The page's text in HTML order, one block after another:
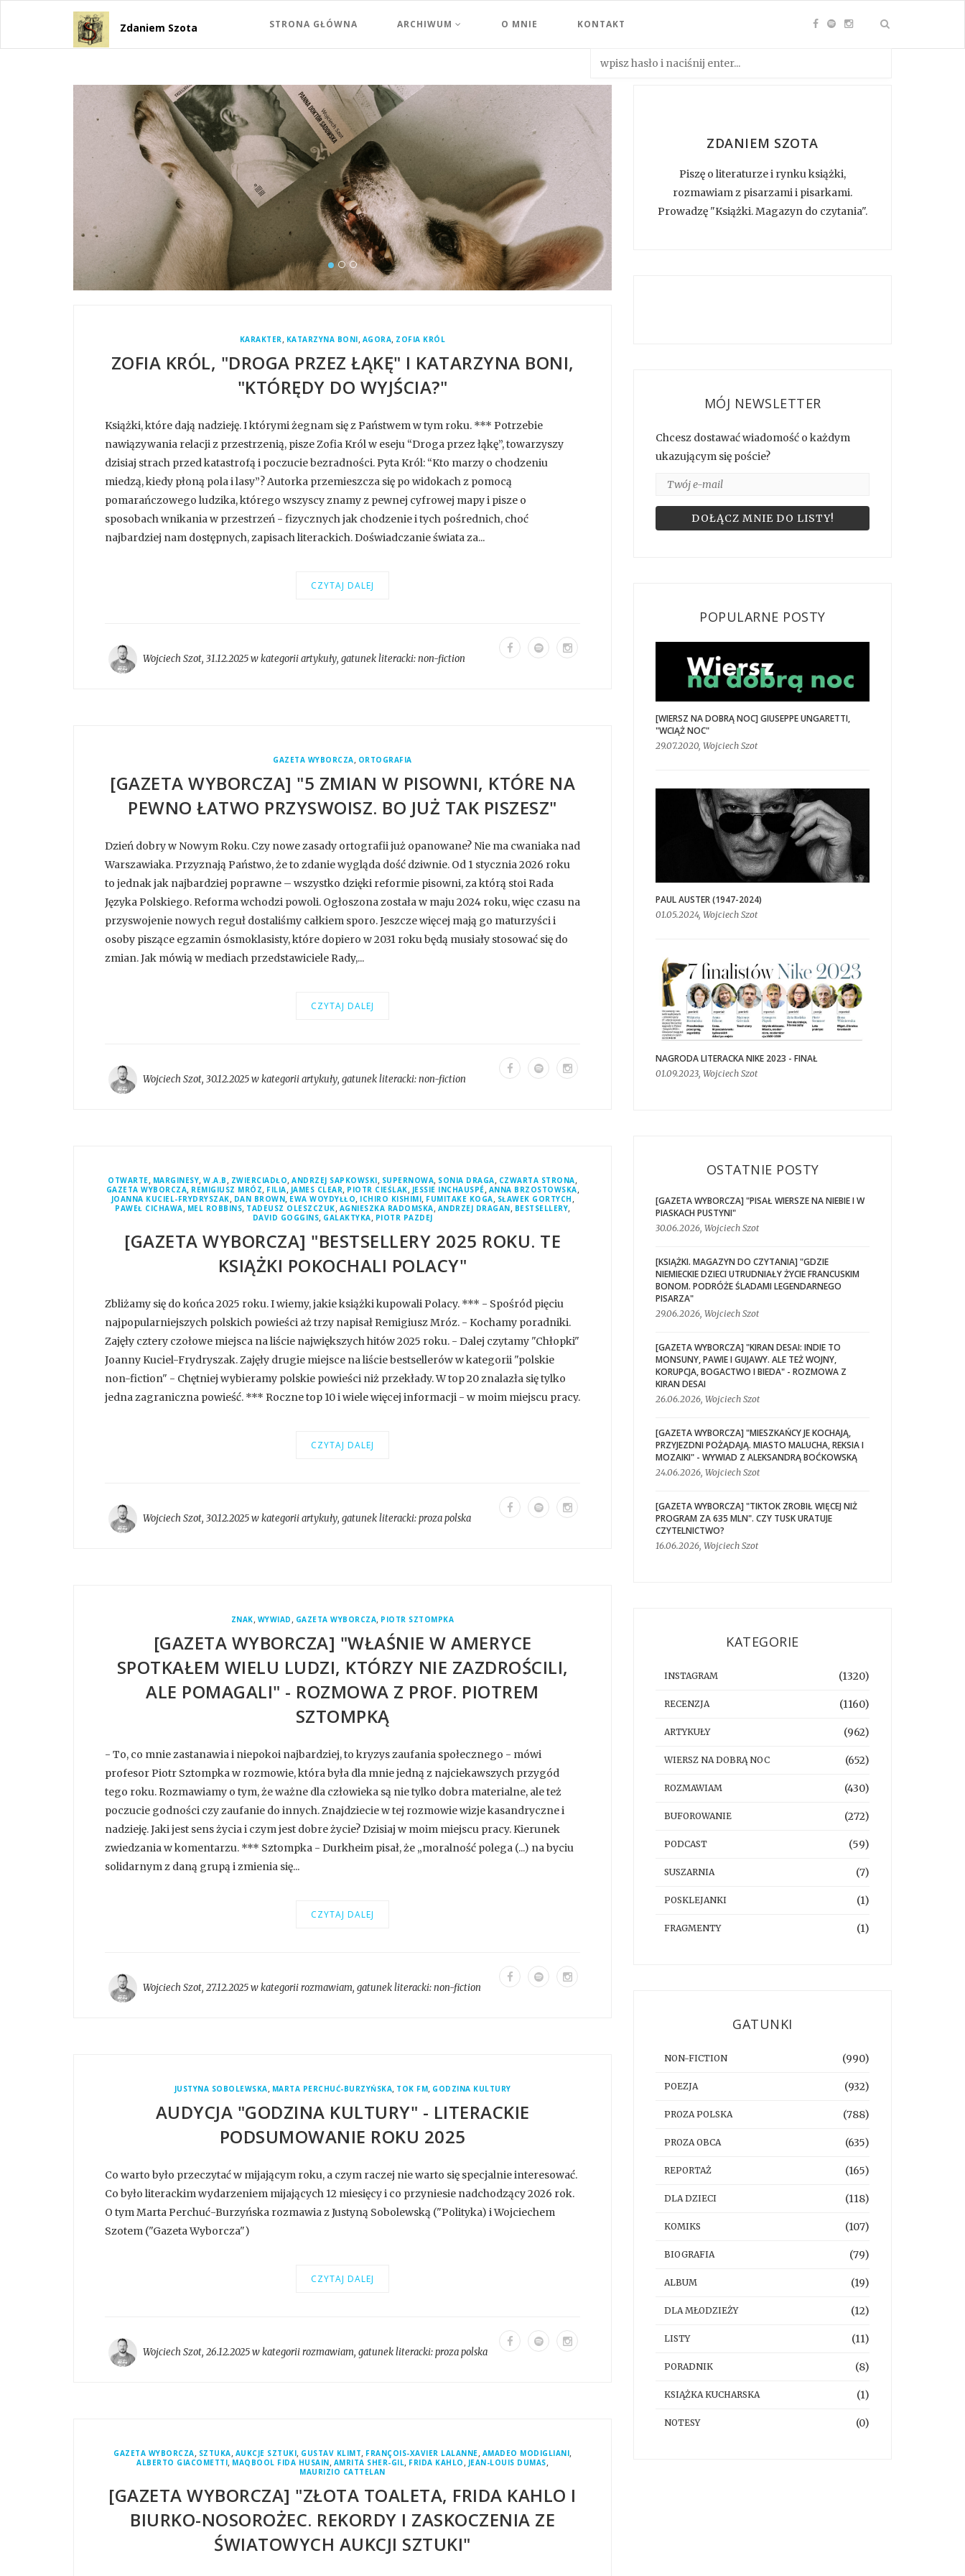
Zdaniem Szota STRONA GŁÓWNA ARCHIWUM O MNIE KONTAKT
KARAKTER, KATARZYNA BONI, AGORA, ZOFIA KRÓL
ZOFIA KRÓL, "DROGA PRZEZ ŁĄKĘ" I KATARZYNA BONI,
"KTÓRĘDY DO WYJŚCIA?"
Książki, które dają nadzieję. I którymi żegnam się z Państwem w tym roku. *** Potrzebie
nawiązywania relacji z przestrzenią, pisze Zofia Król w eseju “Droga przez łąkę”, towarzyszy
dzisiaj strach przed katastrofą i poczucie bezradności. Pyta Król: “Kto marzy o chodzeniu
miedzą, kiedy płoną pola i lasy”? Autorka przemieszcza się po widokach z pomocą
pomarańczowego ludzika, którego wszyscy znamy z pewnej cyfrowej mapy i pisze o
sposobach wnikania w przestrzeń - fizycznych jak chodzenie i tych pośrednich, choć
najbardziej nam dostępnych, zapisach literackich. Doświadczanie świata za...
CZYTAJ DALEJ
Wojciech Szot, 31.12.2025 w kategoriiartykuły, gatunek literacki:non-fiction
GAZETA WYBORCZA, ORTOGRAFIA
[GAZETA WYBORCZA] "5 ZMIAN W PISOWNI, KTÓRE NA
PEWNO ŁATWO PRZYSWOISZ. BO JUŻ TAK PISZESZ"
Dzień dobry w Nowym Roku. Czy nowe zasady ortografii już opanowane? Nie ma cwaniaka nad
Warszawiaka. Przyznają Państwo, że to zdanie wygląda dość dziwnie. Od 1 stycznia 2026 roku
to jednak jak najbardziej poprawne – wszystko dzięki reformie pisowni, za którą stoi Rada
Języka Polskiego. Reforma wchodzi powoli. Ogłoszona została w maju 2024 roku, więc czasu na
przyswojenie nowych reguł dostaliśmy całkiem sporo. Jeszcze więcej mają go maturzyści i
osoby piszące egzamin ósmoklasisty, które dopiero w 2031 roku będą musiały stosować się do
zmian. Jak mówią w mediach przedstawiciele Rady,...
CZYTAJ DALEJ
Wojciech Szot, 30.12.2025 w kategoriiartykuły, gatunek literacki:non-fiction
OTWARTE, MARGINESY,W.A.B , ZWIERCIADŁO,ANDRZEJ SAPKOWSKI, SUPERNOWA, SONIA DRAGA, CZWARTA STRONA,
GAZETA WYBORCZA, REMIGIUSZ MRÓZ, FILIA, JAMES CLEAR, PIOTR CIEŚLAK, JESSIE INCHAUSPÉ, ANNA BRZOSTOWSKA,
JOANNA KUCIEL-FRYDRYSZAK, DAN BROWN, EWA WOYDYŁŁO, ICHIRO KISHIMI, FUMITAKE KOGA, SŁAWEK GORTYCH ,
PAWEŁ CICHAWA, MEL ROBBINS, TADEUSZ OLESZCZUK, AGNIESZKA RADOMSKA, ANDRZEJ DRAGAN, BESTSELLERY,
DAVID GOGGINS, GALAKTYKA, PIOTR PAZDEJ
[GAZETA WYBORCZA] "BESTSELLERY 2025 ROKU. TE
KSIĄŻKI POKOCHALI POLACY"
Zbliżamy się do końca 2025 roku. I wiemy, jakie książki kupowali Polacy. *** - Spośród pięciu
najpopularniejszych polskich powieści aż trzy napisał Remigiusz Mróz. - Kochamy poradniki.
Zajęły cztery czołowe miejsca na liście największych hitów 2025 roku. - Dalej czytamy "Chłopki"
Joanny Kuciel-Frydryszak. Zajęły drugie miejsce na liście bestsellerów w kategorii "polskie
non-fiction" - Chętniej wybieramy polskie powieści niż przekłady. W top 20 znalazła się tylko
jedna zagraniczna powieść. *** Roczne top 10 i wiele więcej informacji - w moim miejscu pracy.
CZYTAJ DALEJ
Wojciech Szot, 30.12.2025 w kategoriiartykuły, gatunek literacki:proza polska
ZNAK, WYWIAD , GAZETA WYBORCZA, PIOTR SZTOMPKA
[GAZETA WYBORCZA] "WŁAŚNIE W AMERYCE
SPOTKAŁEM WIELU LUDZI, KTÓRZY NIE ZAZDROŚCILI,
ALE POMAGALI" - ROZMOWA Z PROF. PIOTREM
SZTOMPKĄ
- To, co mnie zastanawia i niepokoi najbardziej, to kryzys zaufania społecznego - mówi
profesor Piotr Sztompka w rozmowie, która była dla mnie jedną z najciekawszych przygód
tego roku. Rozmawiamy o tym, że ważne dla człowieka są nie tylko dobra materialne, ale też
poczucie godności czy zaufanie do innych. Znajdziecie w tej rozmowie wizje kasandryczne i
nadzieję. Jaki jest sens życia i czym jest dobre życie? Dzisiaj w moim miejscu pracy. Kierunek
zwiedzania w komentarzu. *** Sztompka - Durkheim pisał, że „moralność polega (...) na byciu
solidarnym z daną grupą i zmienia się...
CZYTAJ DALEJ
Wojciech Szot, 27.12.2025 w kategoriirozmawiam, gatunek literacki:non-fiction
JUSTYNA SOBOLEWSKA, MARTA PERCHUĆ-BURZYŃSKA, TOK FM, GODZINA KULTURY
AUDYCJA "GODZINA KULTURY" - LITERACKIE
PODSUMOWANIE ROKU 2025
Co warto było przeczytać w mijającym roku, a czym raczej nie warto się specjalnie interesować.
Co było literackim wydarzeniem mijających 12 miesięcy i co przyniesie nadchodzący 2026 rok.
O tym Marta Perchuć-Burzyńska rozmawia z Justyną Sobolewską ("Polityka) i Wojciechem
Szotem ("Gazeta Wyborcza")
CZYTAJ DALEJ
Wojciech Szot, 26.12.2025 w kategoriirozmawiam, gatunek literacki:proza polska
GAZETA WYBORCZA, SZTUKA, AUKCJE SZTUKI, GUSTAV KLIMT, FRANÇOIS-XAVIER LALANNE, AMADEO MODIGLIANI,
ALBERTO GIACOMETTI, MAQBOOL FIDA HUSAIN, AMRITA SHER-GIL, FRIDA KAHLO , JEAN-LOUIS DUMAS,
MAURIZIO CATTELAN
[GAZETA WYBORCZA] "ZŁOTA TOALETA, FRIDA KAHLO I
BIURKO-NOSOROŻEC. REKORDY I ZASKOCZENIA ZE
ŚWIATOWYCH AUKCJI SZTUKI"
ZDANIEM SZOTA
Piszę o literaturze i rynku książki,
rozmawiam z pisarzami i pisarkami.
Prowadzę "Książki. Magazyn do czytania".
MÓJ NEWSLETTER
Chcesz dostawać wiadomość o każdym
ukazującym się poście?
POPULARNE POSTY
[WIERSZ NA DOBRĄ NOC] GIUSEPPE UNGARETTI,
"WCIĄŻ NOC"
29.07.2020, Wojciech Szot
PAUL AUSTER (1947-2024)
01.05.2024, Wojciech Szot
NAGRODA LITERACKA NIKE 2023 - FINAŁ
01.09.2023, Wojciech Szot
OSTATNIE POSTY
[GAZETA WYBORCZA] "PISAŁ WIERSZE NA NIEBIE I W
PIASKACH PUSTYNI"
30.06.2026, Wojciech Szot
[KSIĄŻKI. MAGAZYN DO CZYTANIA] "GDZIE
NIEMIECKIE DZIECI UTRUDNIAŁY ŻYCIE FRANCUSKIM
BONOM. PODRÓŻE ŚLADAMI LEGENDARNEGO
PISARZA"
29.06.2026, Wojciech Szot
[GAZETA WYBORCZA] "KIRAN DESAI: INDIE TO
MONSUNY, PAWIE I GUJAWY. ALE TEŻ WOJNY,
KORUPCJA, BOGACTWO I BIEDA" - ROZMOWA Z
KIRAN DESAI
26.06.2026, Wojciech Szot
[GAZETA WYBORCZA] "MIESZKAŃCY JE KOCHAJĄ,
PRZYJEZDNI POŻĄDAJĄ. MIASTO MALUCHA, REKSIA I
MOZAIKI" - WYWIAD Z ALEKSANDRĄ BOĆKOWSKĄ
24.06.2026, Wojciech Szot
[GAZETA WYBORCZA] "TIKTOK ZROBIŁ WIĘCEJ NIŻ
PROGRAM ZA 635 MLN". CZY TUSK URATUJE
CZYTELNICTWO?
16.06.2026, Wojciech Szot
KATEGORIE
INSTAGRAM (1320)
RECENZJA (1160)
ARTYKUŁY (962)
WIERSZ NA DOBRĄ NOC (652)
ROZMAWIAM (430)
BUFOROWANIE (272)
PODCAST (59)
SUSZARNIA (7)
POSKLEJANKI (1)
FRAGMENTY (1)
GATUNKI
NON-FICTION (990)
POEZJA (932)
PROZA POLSKA (788)
PROZA OBCA (635)
REPORTAŻ (165)
DLA DZIECI (118)
KOMIKS (107)
BIOGRAFIA (79)
ALBUM (19)
DLA MŁODZIEŻY (12)
LISTY (11)
PORADNIK (8)
KSIĄŻKA KUCHARSKA (1)
NOTESY (0)